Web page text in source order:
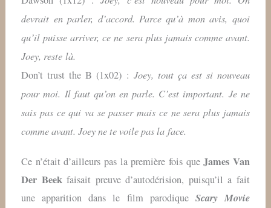
devrait en parler, d’accord. Parce qu’à mon avis, quoi
qu’il puisse arriver, ce ne sera plus jamais comme avant.
Joey, reste là.
Don’t trust the B (1x02) : Joey, tout ça est si nouveau
pour moi. Il faut qu’on en parle. C’est important. Je ne
sais pas ce qui va se passer mais ce ne sera plus jamais
comme avant. Joey ne te voile pas la face.
Ce n’était d’ailleurs pas la première fois queJames Van
Der Beekfaisait preuve d’autodérision, puisqu’il a fait
une apparition dans le film parodique Scary Movie